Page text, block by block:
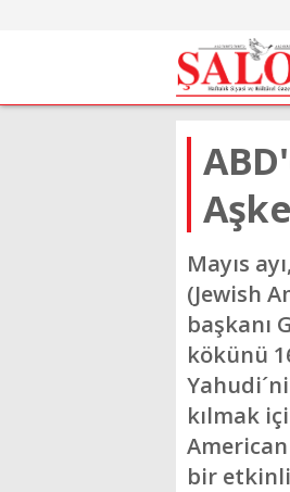
Mayıs
(Jewish
başkanı
kökünü
kılmak
bir